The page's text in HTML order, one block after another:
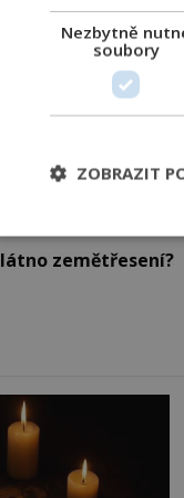
na číslo 9033320 je 20 Kč
Facebooku
zemětřesení?
Nezbytně
soubory
ZOBRAZIT